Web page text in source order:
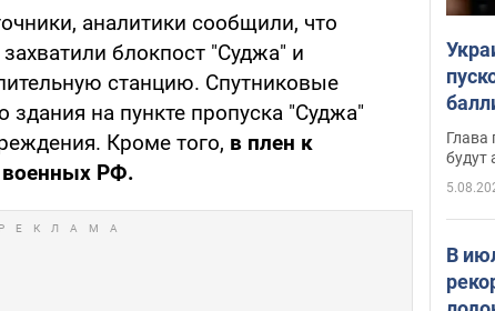
аналитики сообщили, что
блокпост "Суджа" и
станцию. Спутниковые
здания на пункте пропуска "Суджа"
Кроме того, в плен к
военных РФ.
Глава
будут
В